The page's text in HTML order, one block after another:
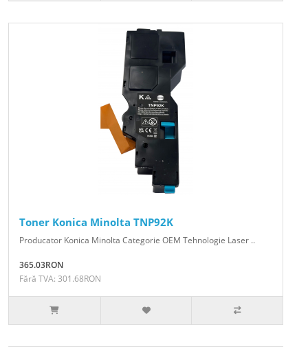
Toner Konica Minolta TNP92K
Producator Konica Minolta Categorie OEM Tehnologie Laser ..
365.03RON
Fără TVA: 301.68RON